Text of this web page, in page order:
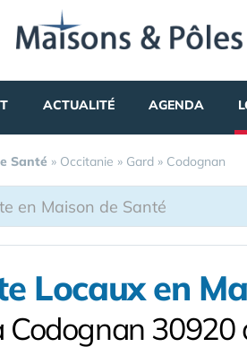
ACTUALITÉ AGENDA
Santé » Occitanie » Gard » Codognan
Locaux en
Codognan 30920